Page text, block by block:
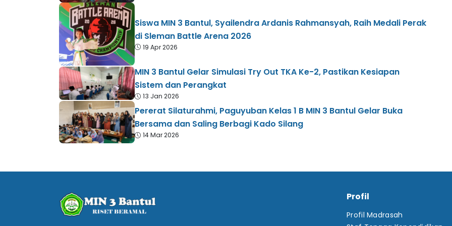
Siswa MIN 3 Bantul, Syailendra Ardanis Rahmansyah, Raih Medali Perak
di Sleman Battle Arena 2026
19 Apr 2026
MIN 3 Bantul Gelar Simulasi Try Out TKA Ke-2, Pastikan Kesiapan
Sistem dan Perangkat
13 Jan 2026
Pererat Silaturahmi, Paguyuban Kelas 1 B MIN 3 Bantul Gelar Buka
Bersama dan Saling Berbagi Kado Silang
14 Mar 2026
Profil
Profil Madrasah